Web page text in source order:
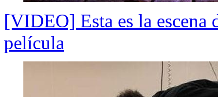
[VIDEO] Esta es la escena
película